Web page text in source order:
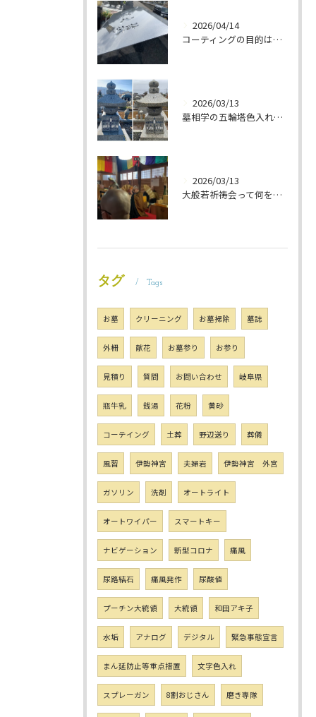
2026/04/14
コーティングの目的は 墓石を保護することです 岐阜のお墓掃除屋「磨き専隊」です
2026/03/13
墓相学の五輪塔色入れ 岐阜のお墓掃除屋「磨き専隊」です
2026/03/13
大般若祈祷会って何をするの？ 岐阜のお墓掃除屋「磨き専隊」です
タグ Tags
お墓 クリーニング お墓掃除 墓誌
外柵 献花 お墓参り お参り
見積り 質問 お問い合わせ 岐阜県
瓶牛乳 銭湯 花粉 黄砂
コーテイング 土葬 野辺送り 葬儀
風習 伊勢神宮 夫婦岩 伊勢神宮 外宮
ガソリン 洗剤 オートライト
オートワイパー スマートキー
ナビゲーション 新型コロナ 痛風
尿路結石 痛風発作 尿酸値
プーチン大統領 大統領 和田アキ子
水垢 アナログ デジタル 緊急事態宣言
まん延防止等重点措置 文字色入れ
スプレーガン 8割おじさん 磨き専隊